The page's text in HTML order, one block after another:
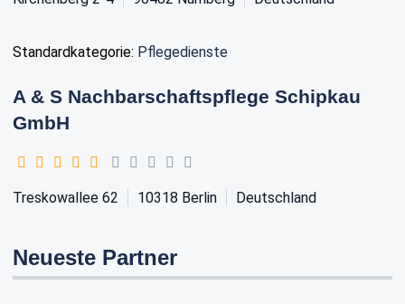
Standardkategorie: Pflegedienste
A & S Nachbarschaftspflege Schipkau
GmbH
Treskowallee 62 10318 Berlin Deutschland
Neueste Partner